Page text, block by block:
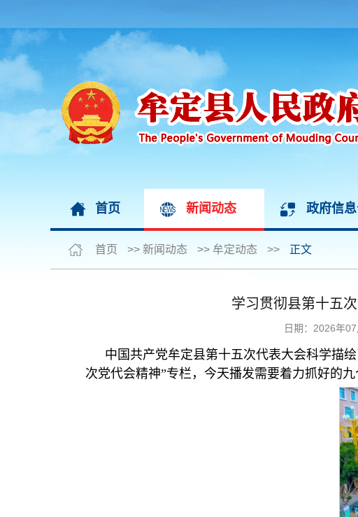
首页 新闻动态 政府信
首页 >> 新闻动态 >> 牟定动态 >> 正文
学习贯彻县第十五
日期：2026年
中国共产党牟定县第十五次代表大会科学描
次党代会精神”专栏，今天播发需要着力抓好的